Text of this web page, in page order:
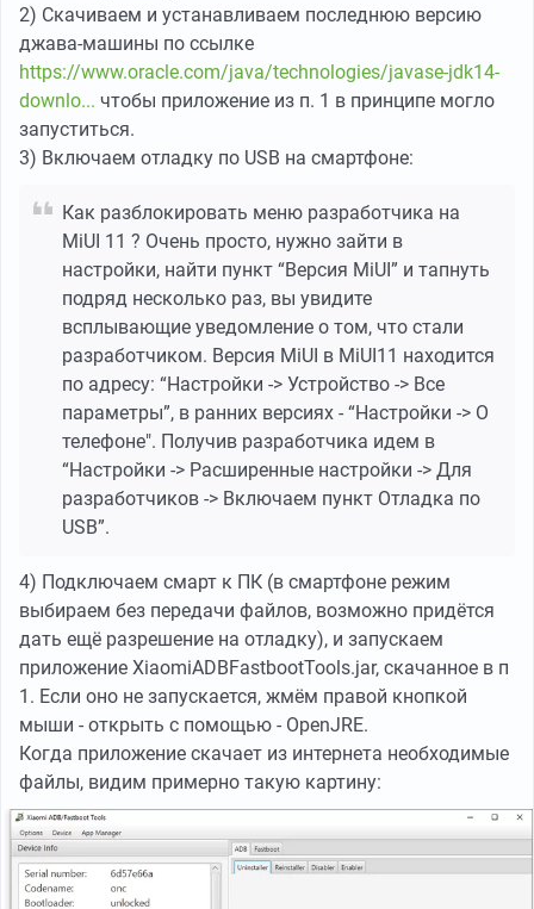
2) Скачиваем и устанавливаем последнюю версию
джава-машины по ссылке
https://www.oracle.com/java/technologies/javase-jdk14-
downlo... чтобы приложение из п. 1 в принципе могло
запуститься.
3) Включаем отладку по USB на смартфоне:
Как разблокировать меню разработчика на
MiUI 11 ? Очень просто, нужно зайти в
настройки, найти пункт “Версия MiUI” и тапнуть
подряд несколько раз, вы увидите
всплывающие уведомление о том, что стали
разработчиком. Версия MiUI в MiUI11 находится
по адресу: “Настройки -> Устройство -> Все
параметры”, в ранних версиях - “Настройки -> О
телефоне". Получив разработчика идем в
“Настройки -> Расширенные настройки -> Для
разработчиков -> Включаем пункт Отладка по
USB”.
4) Подключаем смарт к ПК (в смартфоне режим
выбираем без передачи файлов, возможно придётся
дать ещё разрешение на отладку), и запускаем
приложение XiaomiADBFastbootTools.jar, скачанное в п
1. Если оно не запускается, жмём правой кнопкой
мыши - открыть с помощью - OpenJRE.
Когда приложение скачает из интернета необходимые
файлы, видим примерно такую картину: